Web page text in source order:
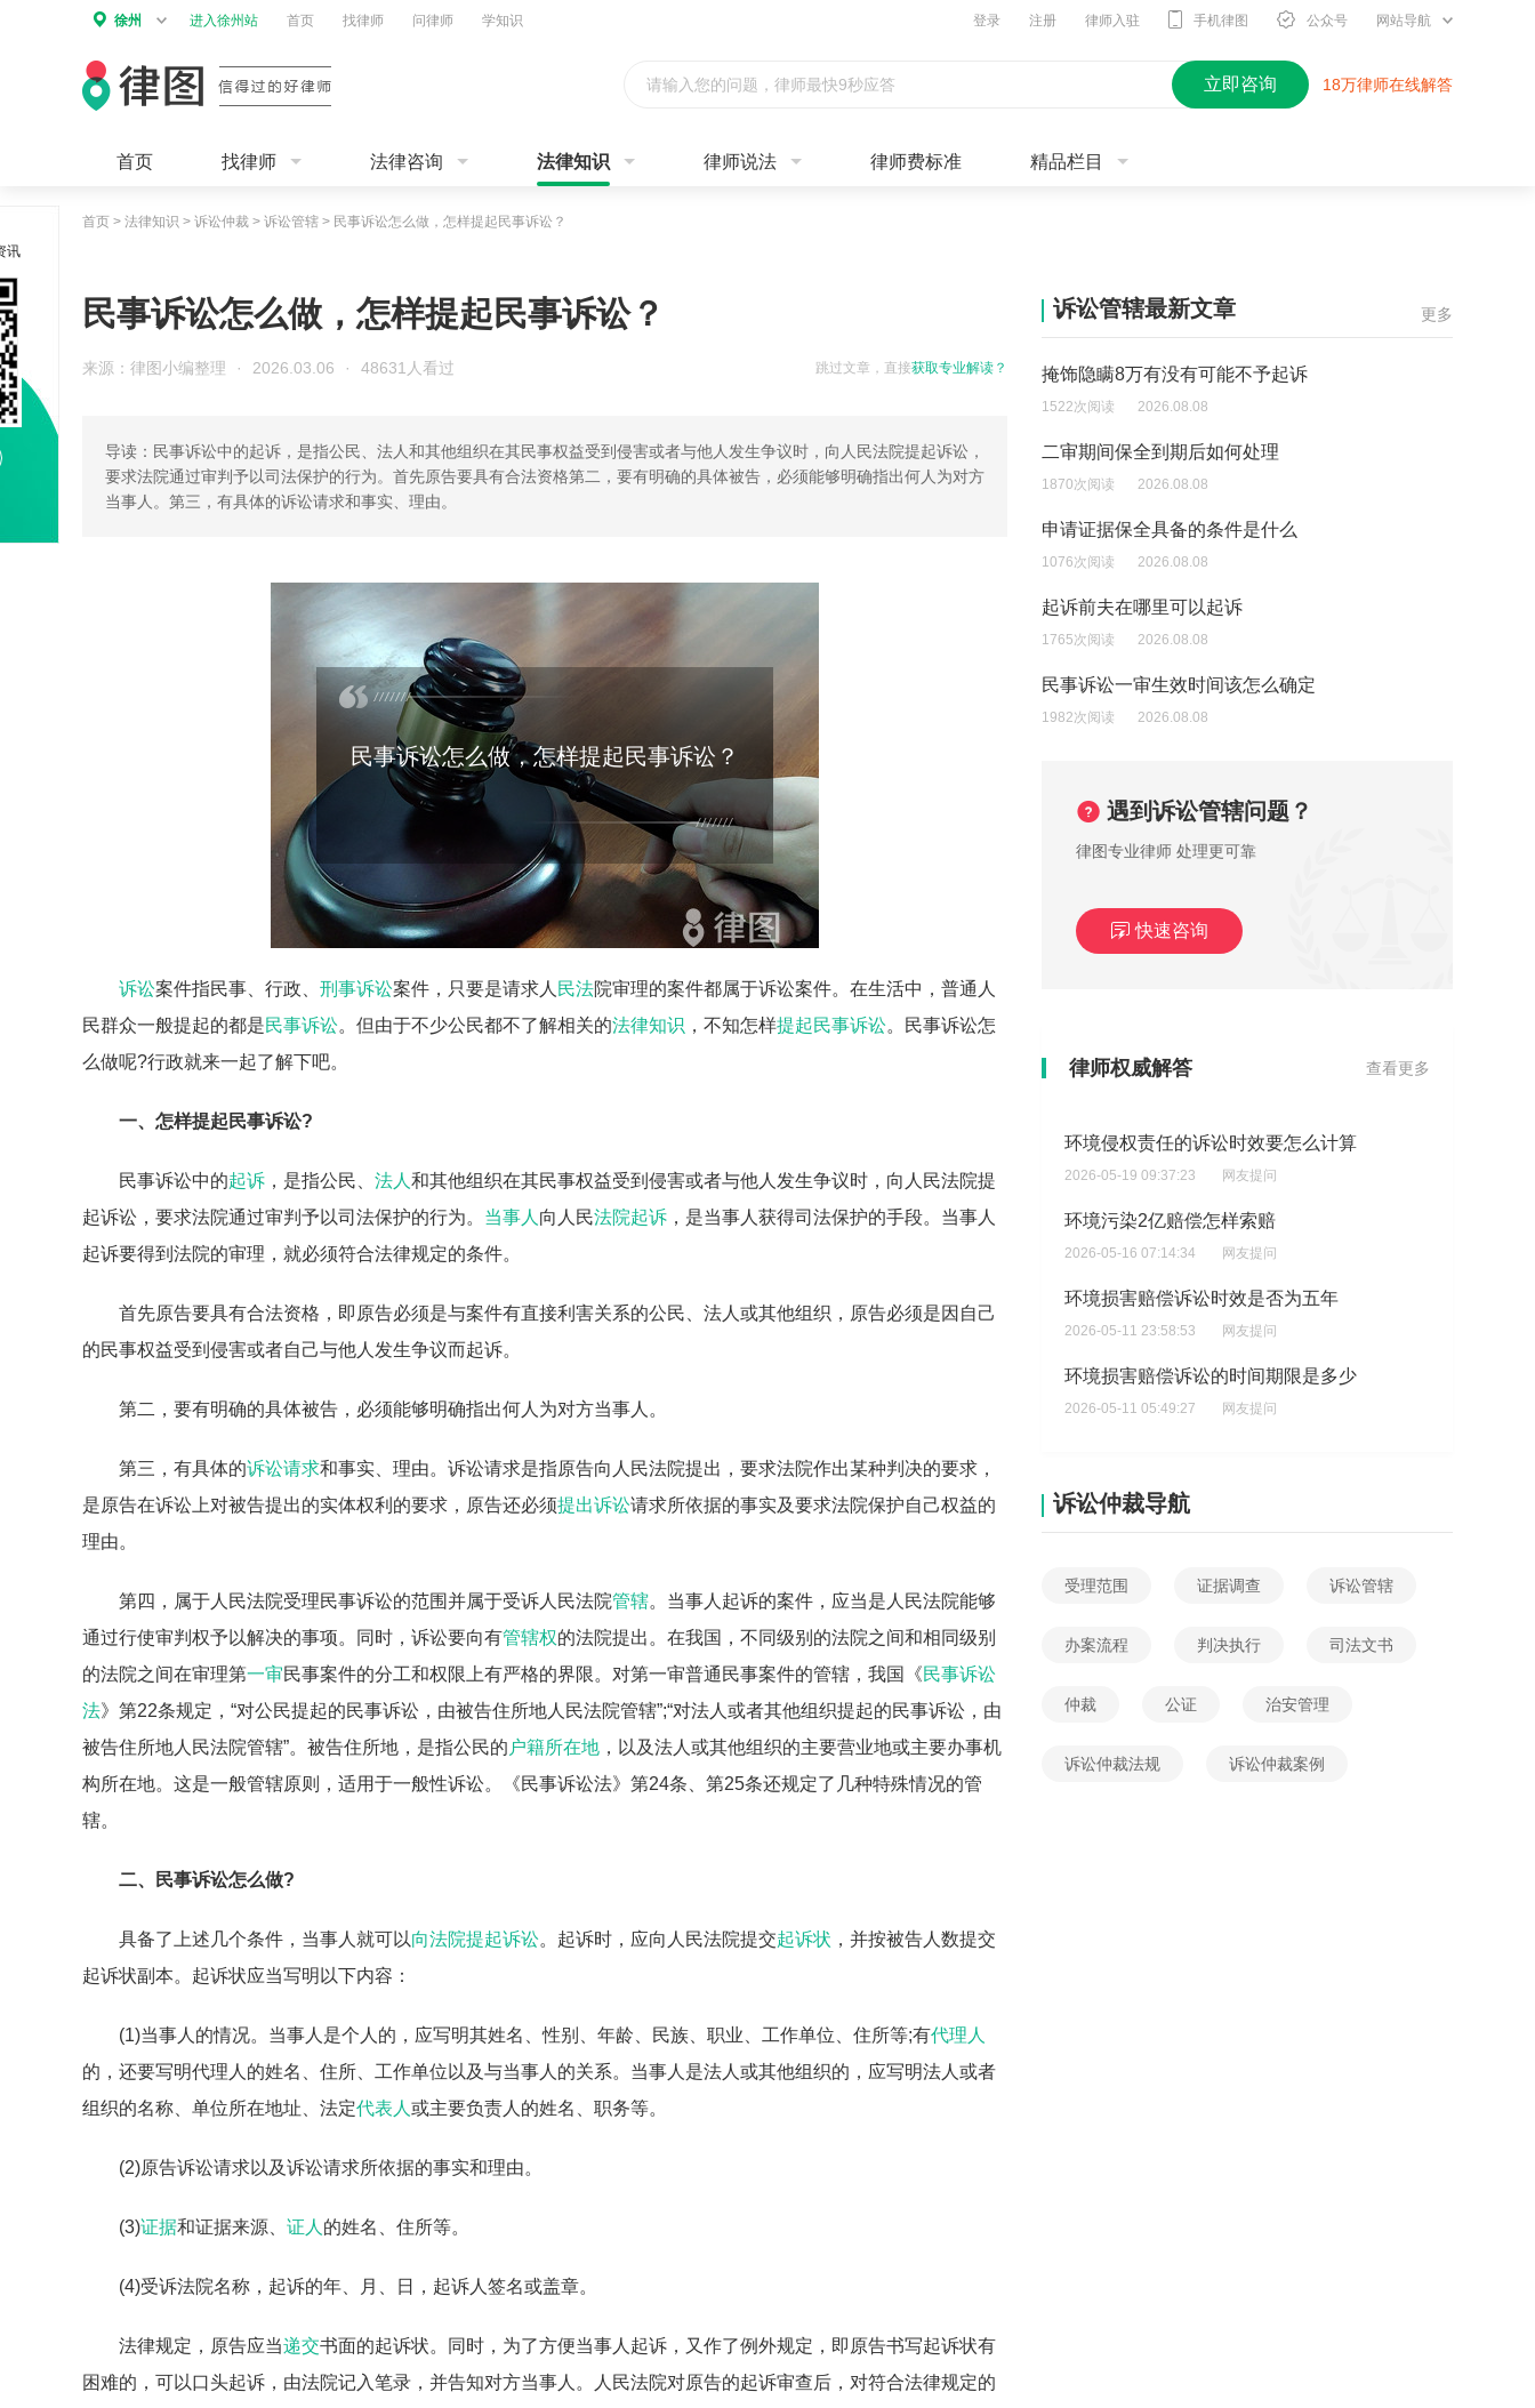
徐州 进入徐州站 首页 找律师 问律师 学知识 登录 注册 律师入驻 手机律图 公众号 网站导航
请输入您的问题，律师最快9秒应答 立即咨询 18万律师在线解答
首页 找律师 法律咨询 法律知识 律师说法 律师费标准 精品栏目
首页 > 法律知识 > 诉讼仲裁 > 诉讼管辖 > 民事诉讼怎么做，怎样提起民事诉讼？
民事诉讼怎么做，怎样提起民事诉讼？
跳过文章，直接获取专业解读？
来源：律图小编整理 · 2026.03.06 · 48631人看过
导读：民事诉讼中的起诉，是指公民、法人和其他组织在其民事权益受到侵害或者与他人发生争议时，向人民法院提起诉讼，
要求法院通过审判予以司法保护的行为。首先原告要具有合法资格第二，要有明确的具体被告，必须能够明确指出何人为对方
当事人。第三，有具体的诉讼请求和事实、理由。
民事诉讼怎么做，怎样提起民事诉讼？
诉讼案件指民事、行政、 刑事诉讼案件，只要是请求人 民法院审理的案件都属于诉讼案件。在生活中，普通人
民群众一般提起的都是民事诉讼。但由于不少公民都不了解相关的法律知识 ，不知怎样提起民事诉讼。民事诉讼怎
么做呢?行政就来一起了解下吧。
一、怎样提起民事诉讼?
民事诉讼中的起诉 ，是指公民、 法人 和其他组织在其民事权益受到侵害或者与他人发生争议时，向人民法院提
起诉讼，要求法院通过审判予以司法保护的行为。 当事人 向人民法院起诉 ，是当事人获得司法保护的手段。当事人
起诉要得到法院的审理，就必须符合法律规定的条件。
首先原告要具有合法资格，即原告必须是与案件有直接利害关系的公民、法人或其他组织，原告必须是因自己
的民事权益受到侵害或者自己与他人发生争议而起诉。
第二，要有明确的具体被告，必须能够明确指出何人为对方当事人。
第三，有具体的诉讼请求和事实、理由。诉讼请求是指原告向人民法院提出，要求法院作出某种判决的要求，
是原告在诉讼上对被告提出的实体权利的要求，原告还必须提出诉讼请求所依据的事实及要求法院保护自己权益的
理由。
第四，属于人民法院受理民事诉讼的范围并属于受诉人民法院管辖。当事人起诉的案件，应当是人民法院能够
通过行使审判权予以解决的事项。同时，诉讼要向有管辖权的法院提出。在我国，不同级别的法院之间和相同级别
的法院之间在审理第一审民事案件的分工和权限上有严格的界限。对第一审普通民事案件的管辖，我国《民事诉讼
法》第22条规定，“对公民提起的民事诉讼，由被告住所地人民法院管辖”;“对法人或者其他组织提起的民事诉讼，由
被告住所地人民法院管辖”。被告住所地，是指公民的 户籍所在地 ，以及法人或其他组织的主要营业地或主要办事机
构所在地。这是一般管辖原则，适用于一般性诉讼。《民事诉讼法》第24条、第25条还规定了几种特殊情况的管
辖。
二、民事诉讼怎么做?
具备了上述几个条件，当事人就可以向法院提起诉讼。起诉时，应向人民法院提交起诉状 ，并按被告人数提交
起诉状副本。起诉状应当写明以下内容：
(1)当事人的情况。当事人是个人的，应写明其姓名、性别、年龄、民族、职业、工作单位、住所等;有代理人
的，还要写明代理人的姓名、住所、工作单位以及与当事人的关系。当事人是法人或其他组织的，应写明法人或者
组织的名称、单位所在地址、法定代表人 或主要负责人的姓名、职务等。
(2)原告诉讼请求以及诉讼请求所依据的事实和理由。
(3)证据和证据来源、 证人 的姓名、住所等。
(4)受诉法院名称，起诉的年、月、日，起诉人签名或盖章。
法律规定，原告应当递交书面的起诉状。同时，为了方便当事人起诉，又作了例外规定，即原告书写起诉状有
困难的，可以口头起诉，由法院记入笔录，并告知对方当事人。人民法院对原告的起诉审查后，对符合法律规定的
更多
诉讼管辖最新文章
掩饰隐瞒8万有没有可能不予起诉
1522次阅读 2026.08.08
二审期间保全到期后如何处理
1870次阅读 2026.08.08
申请证据保全具备的条件是什么
1076次阅读 2026.08.08
起诉前夫在哪里可以起诉
1765次阅读 2026.08.08
民事诉讼一审生效时间该怎么确定
1982次阅读 2026.08.08
遇到诉讼管辖问题？
律图专业律师 处理更可靠
快速咨询
律师权威解答 查看更多
环境污染损害赔偿的最新标准是多少
环境侵权责任的诉讼时效要怎么计算
2026-05-19 09:37:23 网友提问
环境污染2亿赔偿怎样索赔
2026-05-16 07:14:34 网友提问
环境损害赔偿诉讼时效是否为五年
2026-05-11 23:58:53 网友提问
环境损害赔偿诉讼的时间期限是多少
2026-05-11 05:49:27 网友提问
在企业环境中，是否有必要签署保密协议
2026-06-04 04:35:00 网友提问
谁来承担环境污染所产生的赔偿责任
诉讼仲裁导航
受理范围 证据调查 诉讼管辖
办案流程 判决执行 司法文书
仲裁 公证 治安管理
诉讼仲裁法规 诉讼仲裁案例
讯